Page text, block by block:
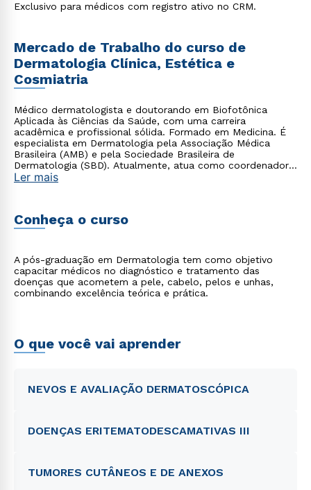
Exclusivo para médicos com registro ativo no CRM.
Mercado de Trabalho do curso de
Dermatologia Clínica, Estética e
Cosmiatria
Médico dermatologista e doutorando em Biofotônica
Aplicada às Ciências da Saúde, com uma carreira
acadêmica e profissional sólida. Formado em Medicina. É
especialista em Dermatologia pela Associação Médica
Brasileira (AMB) e pela Sociedade Brasileira de
Dermatologia (SBD). Atualmente, atua como coordenador
e professor em cursos de dermatologia na Cruzeiro do Sul
Ler mais
Conheça o curso
A pós-graduação em Dermatologia tem como objetivo
capacitar médicos no diagnóstico e tratamento das
doenças que acometem a pele, cabelo, pelos e unhas,
combinando excelência teórica e prática.
O que você vai aprender
NEVOS E AVALIAÇÃO DERMATOSCÓPICA
DOENÇAS ERITEMATODESCAMATIVAS III
TUMORES CUTÂNEOS E DE ANEXOS